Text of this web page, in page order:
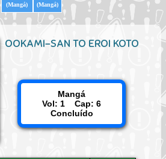
(Mangá) (Mangá)
OOKAMI-SAN TO EROI KOTO
Mangá
Vol: 1 Cap: 6
Concluído